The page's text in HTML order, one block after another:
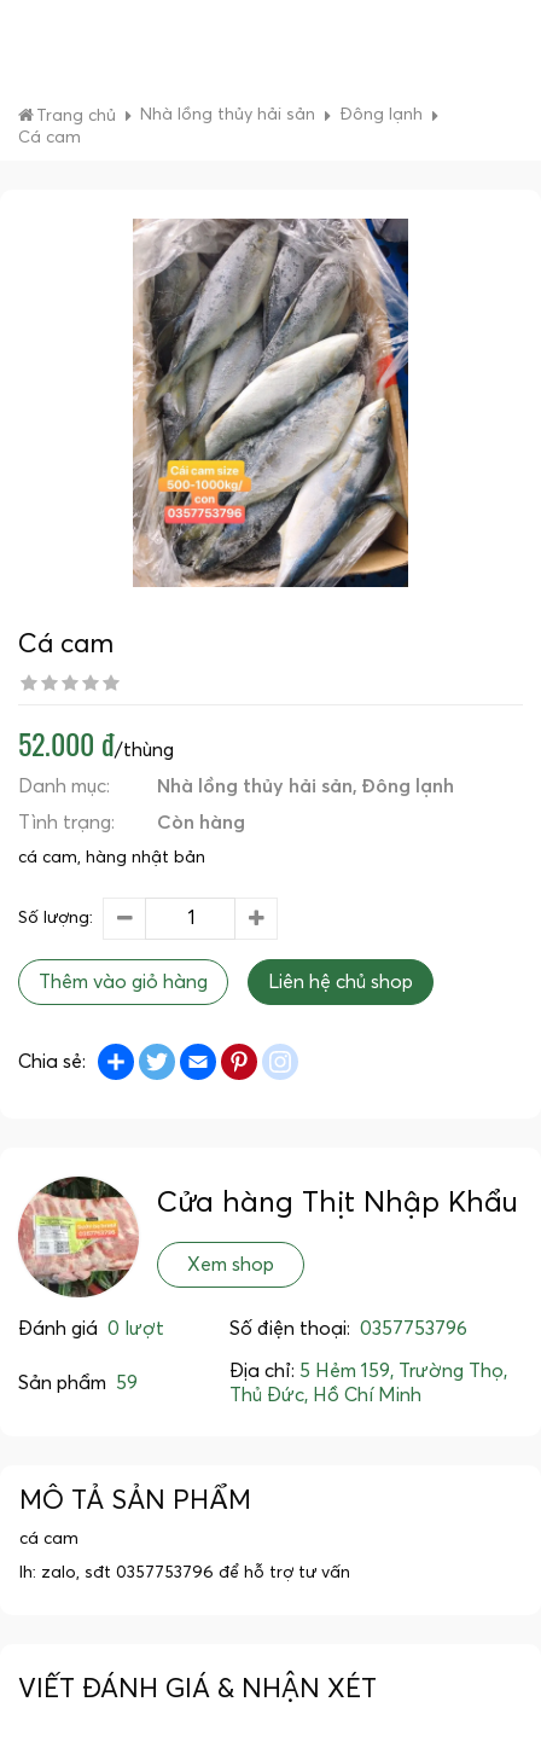
Trang chủ Nhà lồng thủy hải sản
Đông lạnh
Cá cam
Cá cam
52.000 đ/thùng
Danh mục:
Nhà lồng thủy hải sản Đông lạnh
Tình trạng:
Còn hàng
cá cam, hàng nhật bản
Số lượng:
Thêm vào giỏ hàng Liên hệ chủ shop
Chia sẻ: Share TwitterEmail Pinterest
Cửa hàng Thịt Nhập Khẩu
Xem shop
Đánh giá 0 lượt Số điện thoại: 0357753796
Sản phẩm 59
Địa chỉ: 5 Hẻm 159, Trường Thọ,
Thủ Đức, Hồ Chí Minh
MÔ TẢ SẢN PHẨM
cá cam
lh: zalo, sđt 0357753796 để hỗ trợ tư vấn
VIẾT ĐÁNH GIÁ & NHẬN XÉT